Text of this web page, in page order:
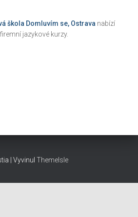
škola Domluvím se, Ostrava nabízí
jazykové kurzy.
| Vyvinul ThemeIsle